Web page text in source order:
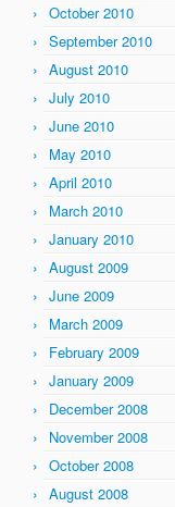
October 2010
September 2010
August 2010
July 2010
June 2010
May 2010
April 2010
March 2010
January 2010
August 2009
June 2009
March 2009
February 2009
January 2009
December 2008
November 2008
October 2008
August 2008